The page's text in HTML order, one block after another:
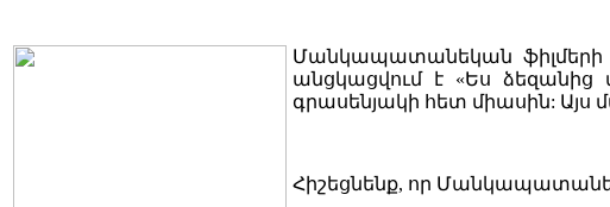
Մանկապատանեկան ֆիլմերի
անցկացվում է «Ես
գրասենյակի հետ միասին:
Հիշեցնենք, որ